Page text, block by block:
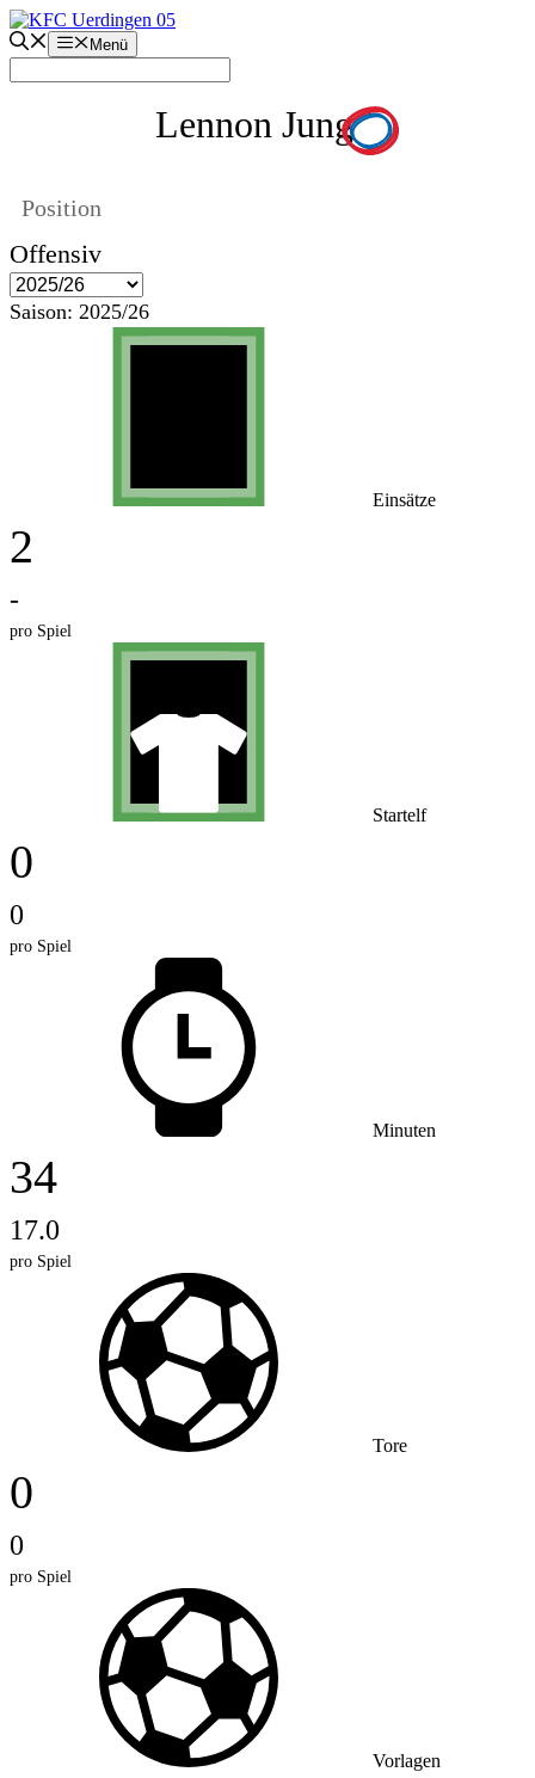
Zum
Inhalt
springen
Menü
Lennon Jung
Position
Offensiv
Saison: 2025/26
Einsätze
2
-
pro Spiel
Startelf
0
0
pro Spiel
Minuten
34
17.0
pro Spiel
Tore
0
0
pro Spiel
Vorlagen